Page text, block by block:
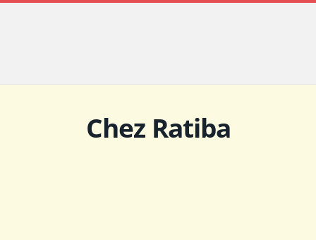
Chez Ratiba